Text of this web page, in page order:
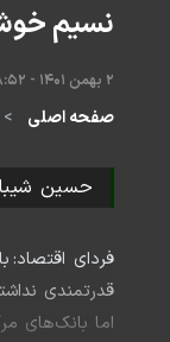
نسیم
۲ بهمن ۱۴۰۱ - ۱۸:۵۲
صفحه اصلی
حسین
اما بانک‌های